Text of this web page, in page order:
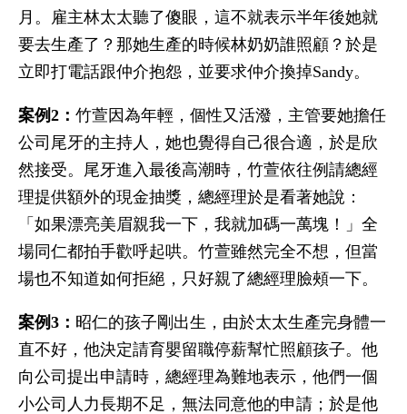
月。雇主林太太聽了傻眼，這不就表示半年後她就
要去生產了？那她生產的時候林奶奶誰照顧？於是
立即打電話跟仲介抱怨，並要求仲介換掉Sandy。
案例2： 竹萱因為年輕，個性又活潑，主管要她擔任
公司尾牙的主持人，她也覺得自己很合適，於是欣
然接受。尾牙進入最後高潮時，竹萱依往例請總經
理提供額外的現金抽獎，總經理於是看著她說：
「如果漂亮美眉親我一下，我就加碼一萬塊！」全
場同仁都拍手歡呼起哄。竹萱雖然完全不想，但當
場也不知道如何拒絕，只好親了總經理臉頰一下。
案例3： 昭仁的孩子剛出生，由於太太生產完身體一
直不好，他決定請育嬰留職停薪幫忙照顧孩子。他
向公司提出申請時，總經理為難地表示，他們一個
小公司人力長期不足，無法同意他的申請；於是他